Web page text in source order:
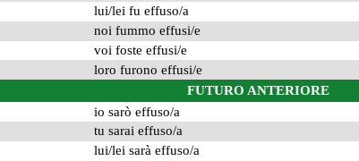
lui/lei fu effuso/a
noi fummo effusi/e
voi foste effusi/e
loro furono effusi/e
FUTURO ANTERIORE
io sarò effuso/a
tu sarai effuso/a
lui/lei sarà effuso/a